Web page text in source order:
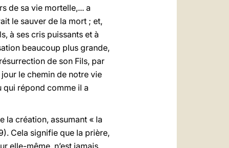
de sa vie mortelle,... a
le sauver de la mort ; et,
à ses cris puissants et à
beaucoup plus grande,
de son Fils, par
le chemin de notre vie
qui répond comme il a
la création, assumant « la
Cela signifie que la prière,
elle-même, n’est jamais